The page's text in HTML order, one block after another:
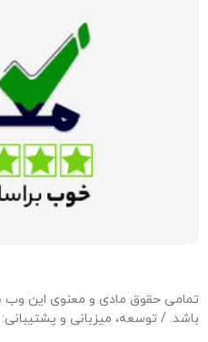
باشد. / توسعه، میزبانی و پشتیبانی: